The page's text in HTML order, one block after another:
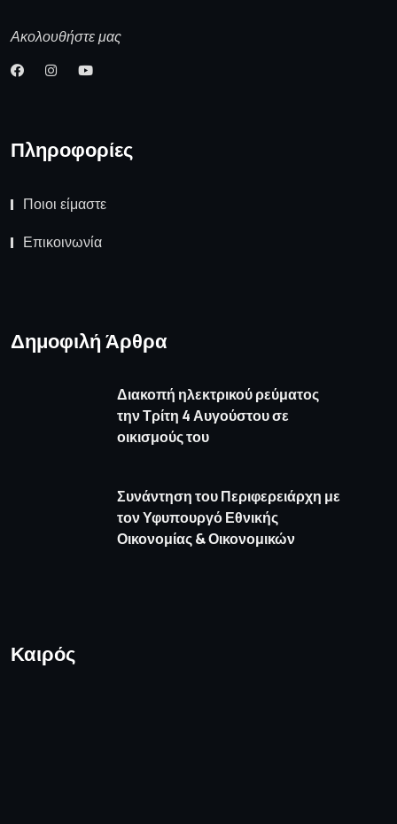
Ακολουθήστε μας
Πληροφορίες
Ποιοι είμαστε
Επικοινωνία
Δημοφιλή Άρθρα
Διακοπή ηλεκτρικού ρεύματος
την Τρίτη 4 Αυγούστου σε
οικισμούς του
Συνάντηση του Περιφερειάρχη με
τον Υφυπουργό Εθνικής
Οικονομίας & Οικονομικών
Καιρός